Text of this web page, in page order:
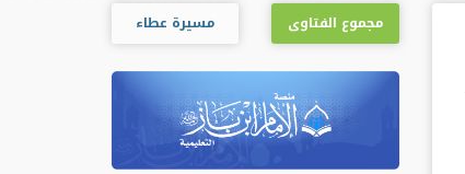
مجموع الفتاوى مسيرة عطاء